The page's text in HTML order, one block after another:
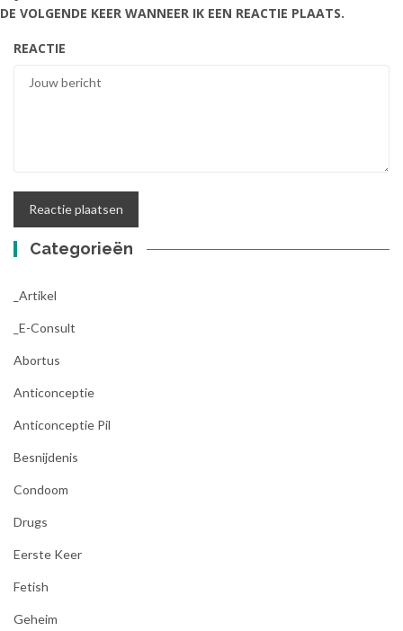
DE VOLGENDE KEER WANNEER IK EEN REACTIE PLAATS.
REACTIE
Categorieën
_Artikel
_E-Consult
Abortus
Anticonceptie
Anticonceptie Pil
Besnijdenis
Condoom
Drugs
Eerste Keer
Fetish
Geheim